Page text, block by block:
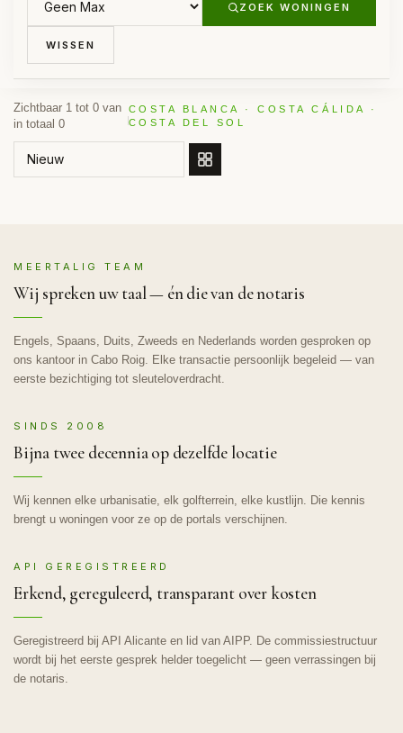
ZOEK WONINGEN
WISSEN
Zichtbaar 1 tot 0 van
in totaal 0
COSTA BLANCA · COSTA CÁLIDA ·
COSTA DEL SOL
SORTEER OP
MEERTALIG TEAM
Wij spreken uw taal — én die van de notaris
Engels, Spaans, Duits, Zweeds en Nederlands worden gesproken op
ons kantoor in Cabo Roig. Elke transactie persoonlijk begeleid — van
eerste bezichtiging tot sleuteloverdracht.
SINDS 2008
Bijna twee decennia op dezelfde locatie
Wij kennen elke urbanisatie, elk golfterrein, elke kustlijn. Die kennis
brengt u woningen voor ze op de portals verschijnen.
API GEREGISTREERD
Erkend, gereguleerd, transparant over kosten
Geregistreerd bij API Alicante en lid van AIPP. De commissiestructuur
wordt bij het eerste gesprek helder toegelicht — geen verrassingen bij
de notaris.